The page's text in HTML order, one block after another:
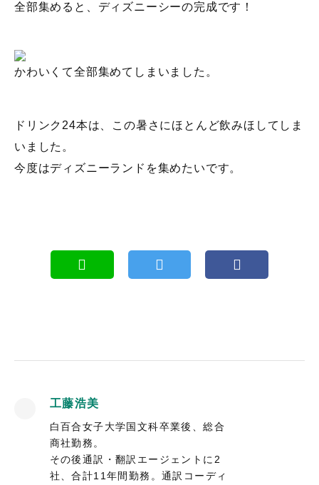
全部集めると、ディズニーシーの完成です！
かわいくて全部集めてしまいました。
ドリンク24本は、この暑さにほとんど飲みほしてしま
いました。
今度はディズニーランドを集めたいです。
工藤浩美
白百合女子大学国文科卒業後、総合
商社勤務。
その後通訳・翻訳エージェントに2
社、合計11年間勤務。通訳コーディ